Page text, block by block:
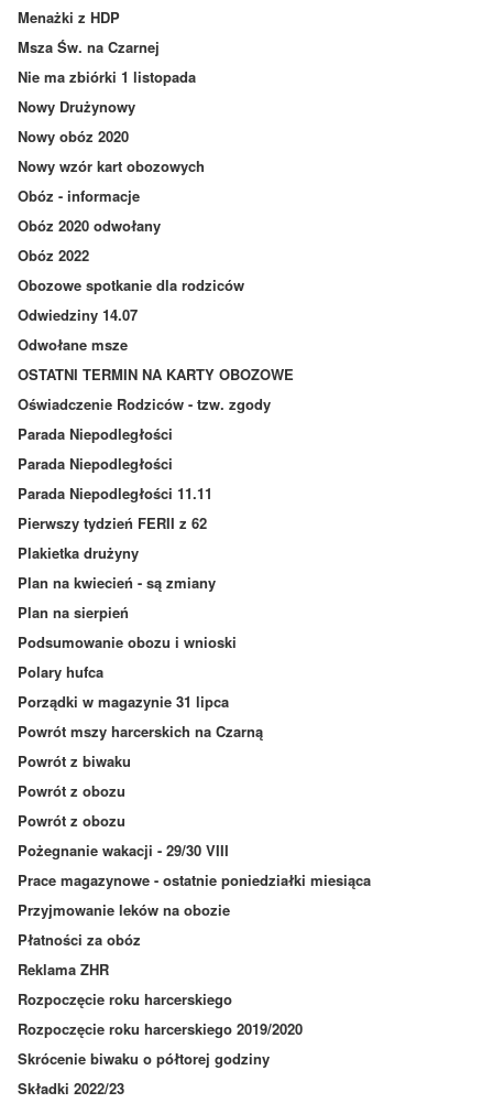
Menażki z HDP
Msza Św. na Czarnej
Nie ma zbiórki 1 listopada
Nowy Drużynowy
Nowy obóz 2020
Nowy wzór kart obozowych
Obóz - informacje
Obóz 2020 odwołany
Obóz 2022
Obozowe spotkanie dla rodziców
Odwiedziny 14.07
Odwołane msze
OSTATNI TERMIN NA KARTY OBOZOWE
Oświadczenie Rodziców - tzw. zgody
Parada Niepodległości
Parada Niepodległości
Parada Niepodległości 11.11
Pierwszy tydzień FERII z 62
Plakietka drużyny
Plan na kwiecień - są zmiany
Plan na sierpień
Podsumowanie obozu i wnioski
Polary hufca
Porządki w magazynie 31 lipca
Powrót mszy harcerskich na Czarną
Powrót z biwaku
Powrót z obozu
Powrót z obozu
Pożegnanie wakacji - 29/30 VIII
Prace magazynowe - ostatnie poniedziałki miesiąca
Przyjmowanie leków na obozie
Płatności za obóz
Reklama ZHR
Rozpoczęcie roku harcerskiego
Rozpoczęcie roku harcerskiego 2019/2020
Skrócenie biwaku o półtorej godziny
Składki 2022/23